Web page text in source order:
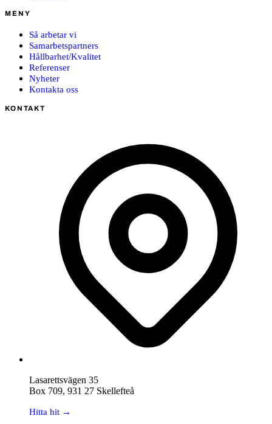
MENY
Så arbetar vi
Samarbetspartners
Hållbarhet/Kvalitet
Referenser
Nyheter
Kontakta oss
KONTAKT
Lasarettsvägen 35
Box 709, 931 27 Skellefteå
Hitta hit →